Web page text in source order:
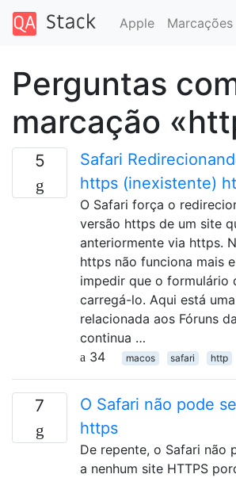
Apple Marcações
Perguntas
marcação
5
Safari
https (inexistente)
O Safari força o
versão https de um site
anteriormente via https.
https não funciona mais
impedir que o formulário
carregá-lo. Aqui está
relacionada aos Fóruns
continua …
34
macos safari http
7
O Safari não pode
https
De repente, o Safari não
a nenhum site HTTPS